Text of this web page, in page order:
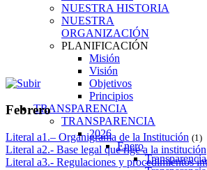
NUESTRA HISTORIA
NUESTRA
ORGANIZACIÓN
PLANIFICACIÓN
Misión
Visión
Objetivos
Principios
TRANSPARENCIA
TRANSPARENCIA
2026
Enero
Febrero
Literal a1.– Organigrama de la Institución (1)
Literal a2.- Base legal que rige a la institución
Literal a3.- Regulaciones y procedimientos